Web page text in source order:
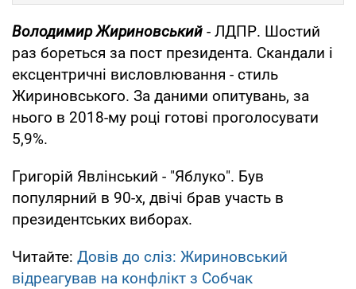
Володимир Жириновський - ЛДПР. Шостий
раз бореться за пост президента. Скандали і
ексцентричні висловлювання - стиль
Жириновського. За даними опитувань, за
нього в 2018-му році готові проголосувати
5,9%.
Григорій Явлінський - "Яблуко". Був
популярний в 90-х, двічі брав участь в
президентських виборах.
Читайте: Довів до сліз: Жириновський
відреагував на конфлікт з Собчак